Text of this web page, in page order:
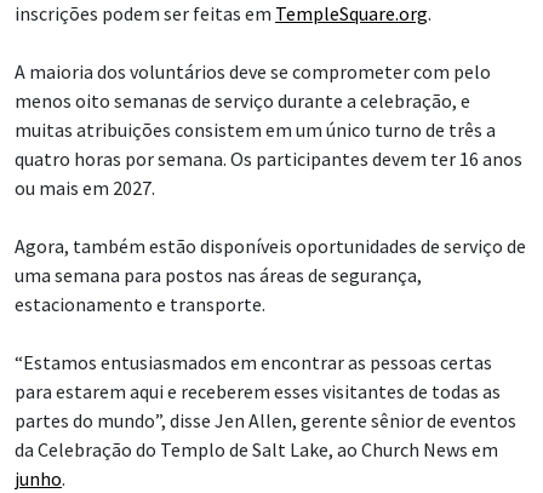
inscrições podem ser feitas em TempleSquare.org.
A maioria dos voluntários deve se comprometer com pelo
menos oito semanas de serviço durante a celebração, e
muitas atribuições consistem em um único turno de três a
quatro horas por semana. Os participantes devem ter 16 anos
ou mais em 2027.
Agora, também estão disponíveis oportunidades de serviço de
uma semana para postos nas áreas de segurança,
estacionamento e transporte.
“Estamos entusiasmados em encontrar as pessoas certas
para estarem aqui e receberem esses visitantes de todas as
partes do mundo”, disse Jen Allen, gerente sênior de eventos
da Celebração do Templo de Salt Lake, ao Church News em
junho.